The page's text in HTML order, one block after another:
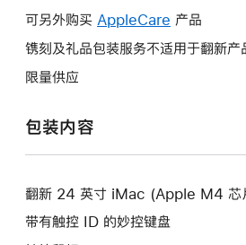
打
可另外购买 AppleCare 此
操
新
窗
产品
镌刻及礼品包装服务不适用于翻新产
限量供应
包装内容
翻新 24 英寸 iMac (Apple M4 芯
带有触控 ID 的妙控键盘